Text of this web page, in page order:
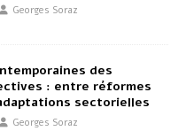
Georges Soraz
des
: entre réformes
sectorielles
Georges Soraz